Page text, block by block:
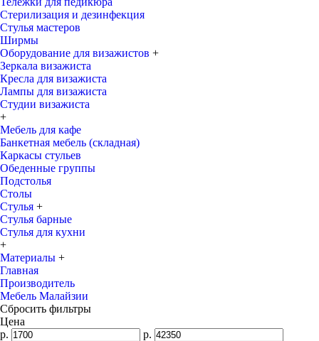
Стерилизация и дезинфекция
Стулья мастеров
Ширмы
Оборудование для визажистов +
Зеркала визажиста
Кресла для визажиста
Лампы для визажиста
Студии визажиста
+
Мебель для кафе
Банкетная мебель (складная)
Каркасы стульев
Обеденные группы
Подстолья
Столы
Стулья +
Стулья барные
Стулья для кухни
+
Материалы +
Главная
Производитель
Мебель Малайзии
Сбросить фильтры
Цена
р.
р.